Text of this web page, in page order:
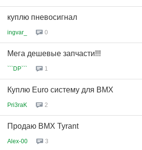
куплю пневосигнал
ingvar_ 0
Мега дешевые запчасти!!!
```DP``` 1
Куплю Euro систему для BMX
Pri3raK 2
Продаю BMX Tyrant
Alex-00 3